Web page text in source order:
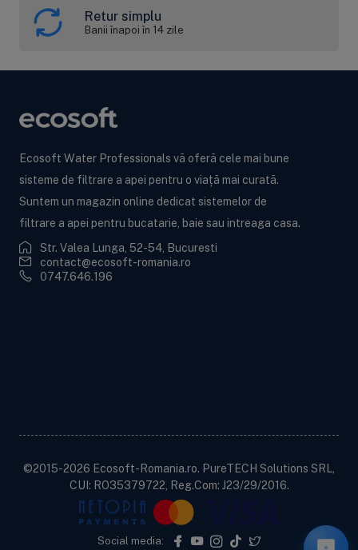
Retur simplu
Banii înapoi în 14 zile
Ecosoft Water Professionals vă oferă cele mai bune
sisteme de filtrare a apei pentru o viață mai curată.
Suntem un magazin online dedicat sistemelor de
filtrare a apei pentru bucatarie, baie sau intreaga casa.
Str. Valea Lunga, 52-54, Bucuresti
contact@ecosoft-romania.ro
0747.646.196
©2015-2026 Ecosoft-Romania.ro. PureTECH Solutions SRL,
CUI: RO35379722, Reg.Com: J23/29/2016.
Social media: